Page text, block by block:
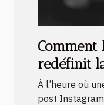
Comment
redéfinit
À l’heure où
post